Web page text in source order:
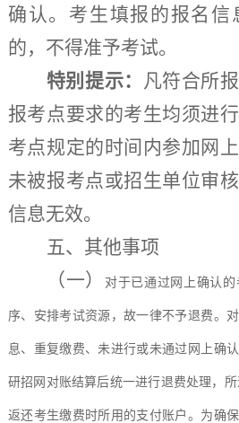
确认。考生填报的报名信
的，不得准予考试。
特别提示：
凡符合所
报考点要求的考生均须进
考点规定的时间内参加网
未被报考点或招生单位审
信息无效。
五、其他事项
（一）
对于已通过网上确认
序、安排考试资源，故一律不予退费。
息、重复缴费、未进行或未通过网上确
研招网对账结算后统一进行退费处理，
返还考生缴费时所用的支付账户。为确